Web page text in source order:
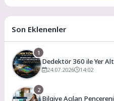
Son Eklenenler
1
Dedektör 360 ile Yer
24.07.2026 14:02
2
Bilgiye Açılan